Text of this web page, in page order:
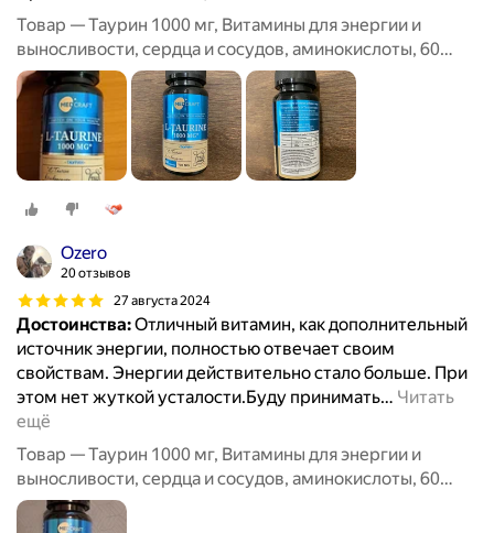
Товар — Таурин 1000 мг, Витамины для энергии и
выносливости, сердца и сосудов, аминокислоты, 60
капсул / MedCraft
Ozero
20 отзывов
27 августа 2024
Достоинства:Отличный витамин, как дополнительный
источник энергии, полностью отвечает своим
свойствам. Энергии действительно стало больше. При
этом нет жуткой усталости.Буду принимать… Читать
ещё
Товар — Таурин 1000 мг, Витамины для энергии и
выносливости, сердца и сосудов, аминокислоты, 60
капсул / MedCraft